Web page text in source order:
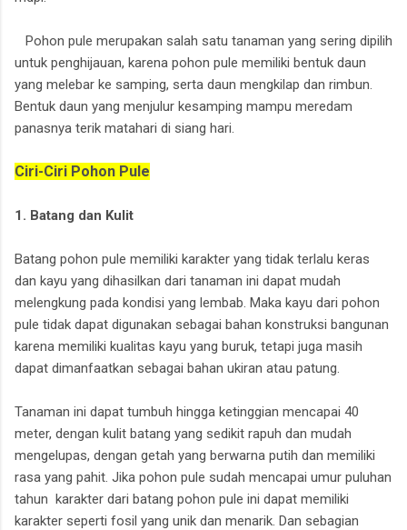
Pohon pule merupakan salah satu tanaman yang sering dipilih
untuk penghijauan, karena pohon pule memiliki bentuk daun
yang melebar ke samping, serta daun mengkilap dan rimbun.
Bentuk daun yang menjulur kesamping mampu meredam
panasnya terik matahari di siang hari.
Ciri-Ciri Pohon Pule
1. Batang dan Kulit
Batang pohon pule memiliki karakter yang tidak terlalu keras
dan kayu yang dihasilkan dari tanaman ini dapat mudah
melengkung pada kondisi yang lembab. Maka kayu dari pohon
pule tidak dapat digunakan sebagai bahan konstruksi bangunan
karena memiliki kualitas kayu yang buruk, tetapi juga masih
dapat dimanfaatkan sebagai bahan ukiran atau patung.
Tanaman ini dapat tumbuh hingga ketinggian mencapai 40
meter, dengan kulit batang yang sedikit rapuh dan mudah
mengelupas, dengan getah yang berwarna putih dan memiliki
rasa yang pahit. Jika pohon pule sudah mencapai umur puluhan
tahun karakter dari batang pohon pule ini dapat memiliki
karakter seperti fosil yang unik dan menarik. Dan sebagian